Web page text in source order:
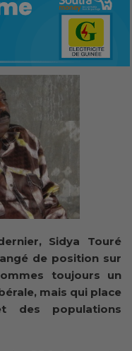
Sidya Touré
de position sur
toujours un
mais qui place
des populations